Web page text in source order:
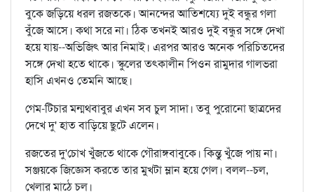
বুকে জড়িয়ে ধরল রজতকে। আনন্দের আতিশয্যে দুই বন্ধুর গলা
বুঁজে আসে। কথা সরে না। ঠিক তখনই আরও দুই বন্ধুর সঙ্গে দেখা
হয়ে যায়--অভিজিৎ আর নিমাই। এরপর আরও অনেক পরিচিতদের
সঙ্গে দেখা হতে থাকে। স্কুলের তৎকালীন পিওন রামুদার গালভরা
হাসি এখনও তেমনি আছে।
গেম-টিচার মন্মথবাবুর এখন সব চুল সাদা। তবু পুরোনো ছাত্রদের
দেখে দু' হাত বাড়িয়ে ছুটে এলেন।
রজতের দু'চোখ খুঁজতে থাকে গৌরাঙ্গবাবুকে। কিন্তু খুঁজে পায় না।
সঞ্জয়কে জিজ্ঞেস করতে তার মুখটা ম্লান হয়ে গেল। বলল--চল,
খেলার মাঠে চল।